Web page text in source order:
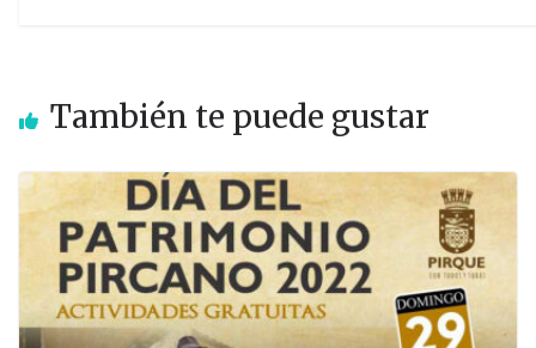
También te puede gustar